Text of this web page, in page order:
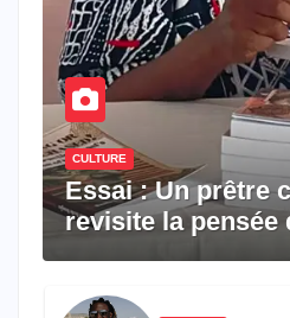
CULTURE
Essai : Un prêtre
revisite la pensée